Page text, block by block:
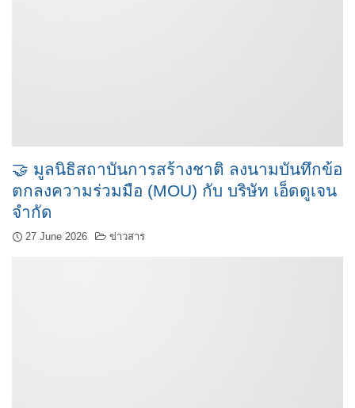
🤝 มูลนิธิสถาบันการสร้างชาติ ลงนามบันทึกข้อ
ตกลงความร่วมมือ (MOU) กับ บริษัท เอ็ดดูเจน
จำกัด
27 June 2026 ข่าวสาร